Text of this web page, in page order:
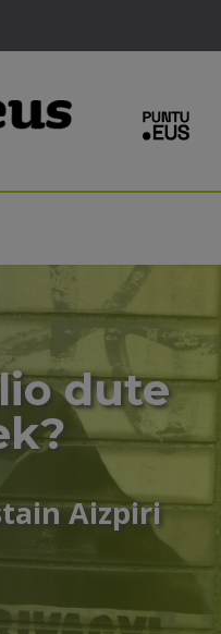
dute
Aizpiri